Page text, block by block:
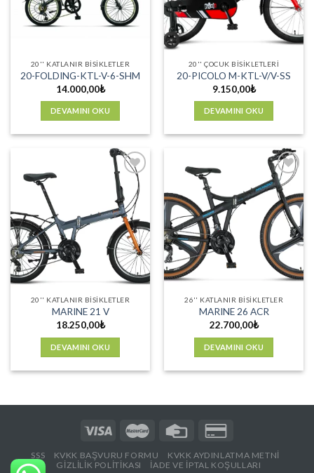
20'' KATLANIR BISIKLETLER
20-FOLDING-KTL-V-6-SHM
14.000,00₺
DEVAMINI OKU
20'' ÇOCUK BISIKLETLERI
20-PICOLO M-KTL-V/V-SS
9.150,00₺
DEVAMINI OKU
Favorilere
Ekle
20'' KATLANIR BISIKLETLER
MARINE 21 V
18.250,00₺
DEVAMINI OKU
Favorilere
Ekle
26'' KATLANIR BISIKLETLER
MARINE 26 ACR
22.700,00₺
DEVAMINI OKU
SSS KVKK BAŞVURU FORMU
KVKK AYDINLATMA METNİ
GIZLILIK POLITIKASI
İADE VE İPTAL KOŞULLARI